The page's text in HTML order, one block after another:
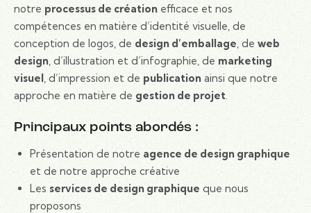
notre processus de création efficace et nos
compétences en matière d’identité visuelle, de
conception de logos, de design d’emballage , de web
design , d’illustration et d’infographie, de marketing
visuel , d’impression et de publication ainsi que notre
approche en matière de gestion de projet
Principaux points abordés :
Présentation de notre agence de design graphique
et de notre approche créative
Les services de design graphique que nous
proposons